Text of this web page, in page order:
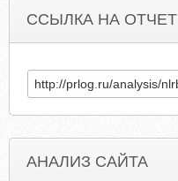
ССЫЛКА НА ОТЧЕТ
АНАЛИЗ САЙТА